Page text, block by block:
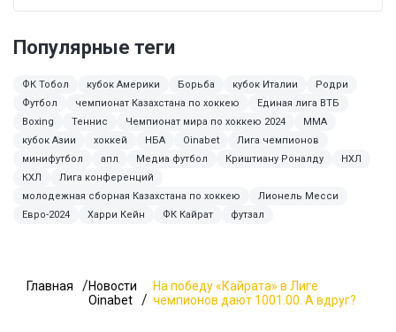
Популярные теги
ФК Тобол кубок Америки Борьба кубок Италии
Родри
Футбол
чемпионат Казахстана по хоккею
Единая лига ВТБ
Boxing
Теннис Чемпионат мира по хоккею 2024
ММА
кубок Азии
хоккей НБА Oinabet
Лига чемпионов
минифутбол
апл Медиа футбол Криштиану Роналду
НХЛ
КХЛ
Лига конференций
молодежная сборная Казахстана по хоккею
Лионель Месси
Евро-2024
Харри Кейн ФК Кайрат футзал
Главная
Новости
Oinabet
На победу «Кайрата» в Лиге
чемпионов дают 1001.00. А вдруг?